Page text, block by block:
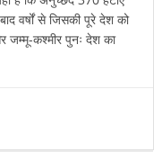
वर्षों से जिसकी पूरे देश को
जम्मू-कश्मीर पुनः देश का